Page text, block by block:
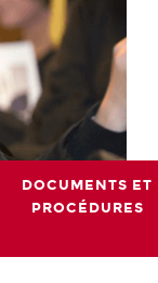
DOCUMENTS ET
PROCÉDURES